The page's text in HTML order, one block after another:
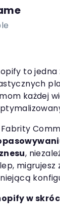
to jedna
każdej
,
w